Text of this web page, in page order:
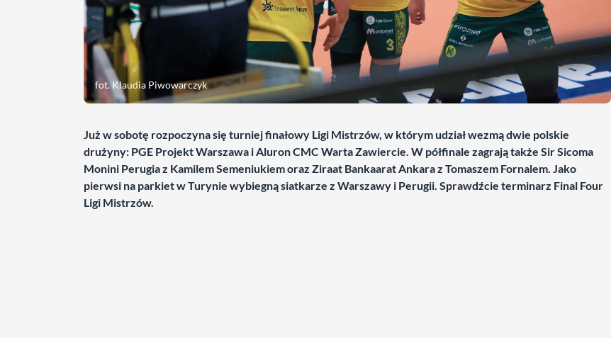
fot. Klaudia Piwowarczyk
Już w sobotę rozpoczyna się turniej finałowy Ligi Mistrzów, w którym udział wezmą dwie polskie
drużyny: PGE Projekt Warszawa i Aluron CMC Warta Zawiercie. W półfinale zagrają także Sir Sicoma
Monini Perugia z Kamilem Semeniukiem oraz Ziraat Bankaarat Ankara z Tomaszem Fornalem. Jako
pierwsi na parkiet w Turynie wybiegną siatkarze z Warszawy i Perugii. Sprawdźcie terminarz Final Four
Ligi Mistrzów.